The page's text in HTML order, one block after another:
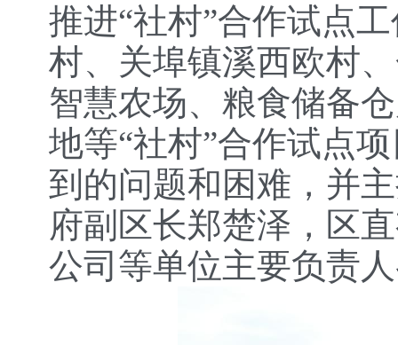
推进“社村”合作试点
村、关埠镇溪西欧村
智慧农场、粮食储备
地等“社村”合作试点
到的问题和困难，并
府副区长郑楚泽，区
公司等单位主要负责